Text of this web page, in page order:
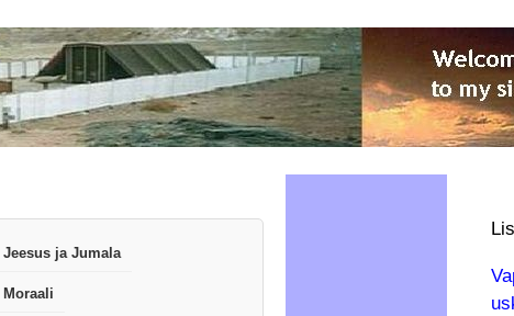
Jeesus ja Jumala
Moraali